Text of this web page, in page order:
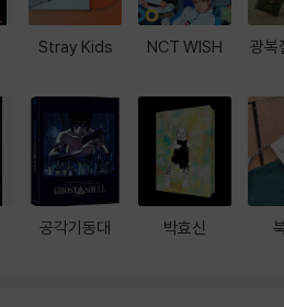
Stray Kids
공각기동대
NCT WISH
박효신
광복